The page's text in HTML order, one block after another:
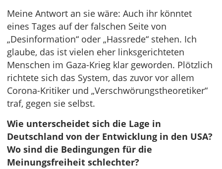
Meine Antwort an sie wäre: Auch ihr könntet
eines Tages auf der falschen Seite von
„Desinformation“ oder „Hassrede“ stehen. Ich
glaube, das ist vielen eher linksgerichteten
Menschen im Gaza-Krieg klar geworden. Plötzlich
richtete sich das System, das zuvor vor allem
Corona-Kritiker und „Verschwörungstheoretiker“
traf, gegen sie selbst.
Wie unterscheidet sich die Lage in
Deutschland von der Entwicklung in den USA?
Wo sind die Bedingungen für die
Meinungsfreiheit schlechter?